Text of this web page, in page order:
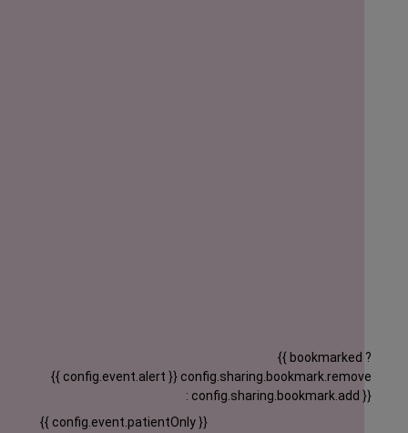
{{ config.event.alert }}
{{ bookmarked ?
config.sharing.bookmark.remove
: config.sharing.bookmark.add }}
{{ config.event.patientOnly }}